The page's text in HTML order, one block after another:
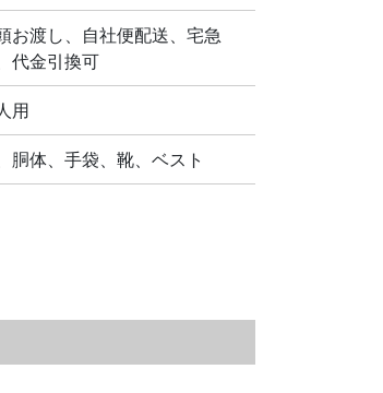
お渡し、自社便配送、宅急
代金引換可
用
胴体、手袋、靴、ベスト